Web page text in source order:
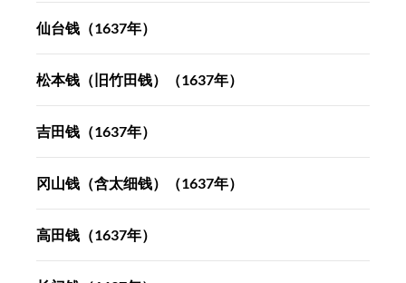
仙台钱（1637年）
松本钱（旧竹田钱）（1637年）
吉田钱（1637年）
冈山钱（含太细钱）（1637年）
高田钱（1637年）